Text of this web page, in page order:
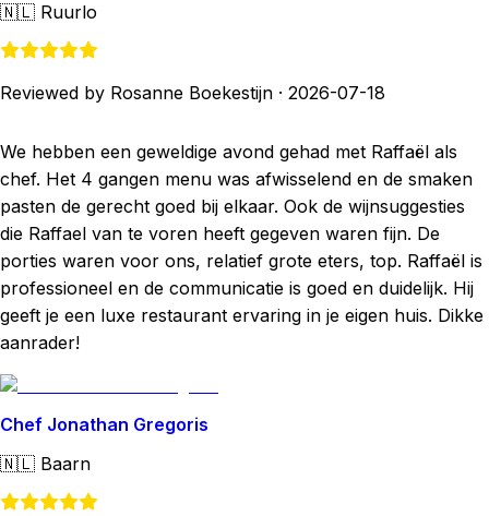
🇳🇱 Ruurlo
Reviewed by Rosanne Boekestijn · 2026-07-18
We hebben een geweldige avond gehad met Raffaël als
chef. Het 4 gangen menu was afwisselend en de smaken
pasten de gerecht goed bij elkaar. Ook de wijnsuggesties
die Raffael van te voren heeft gegeven waren fijn. De
porties waren voor ons, relatief grote eters, top. Raffaël is
professioneel en de communicatie is goed en duidelijk. Hij
geeft je een luxe restaurant ervaring in je eigen huis. Dikke
aanrader!
Chef Jonathan Gregoris
🇳🇱 Baarn